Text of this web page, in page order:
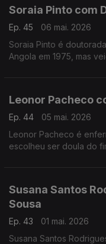
Soraia Pinto com
Ep. 45
06 mai. 2026
Soraia Pinto é
Angola em 1975, mas
Leonor Pacheco
Ep. 44
05 mai. 2026
Leonor Pacheco é
escolheu ser doula do
Susana Santos
Sousa
Ep. 43
01 mai. 2026
Susana Santos